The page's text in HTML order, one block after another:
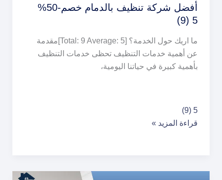
أفضل شركة تنظيف بالدمام خصم-50%
5 (9)
ما اريك حول الخدمة؟ [Total: 9 Average: 5]مقدمة
عن أهمية خدمات التنظيف تحظى خدمات التنظيف
بأهمية كبيرة في حياتنا اليومية،
شركة
تنظيف
5 (9)
قراءة المزيد »